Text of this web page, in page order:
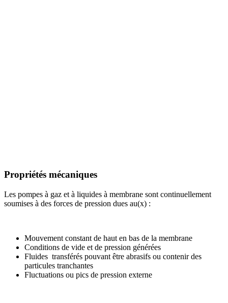
Propriétés mécaniques
Les pompes à gaz et à liquides à membrane sont continuellement
soumises à des forces de pression dues au(x) :
Mouvement constant de haut en bas de la membrane
Conditions de vide et de pression générées
Fluides transférés pouvant être abrasifs ou contenir des
particules tranchantes
Fluctuations ou pics de pression externe